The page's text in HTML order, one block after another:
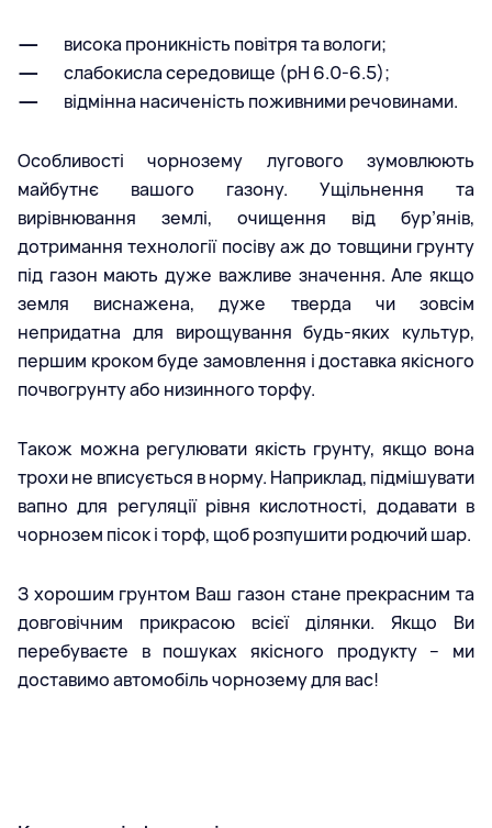
висока проникність повітря та вологи;
слабокисла середовище (рН 6.0-6.5);
відмінна насиченість поживними речовинами.
Особливості чорнозему лугового зумовлюють
майбутнє вашого газону. Ущільнення та
вирівнювання землі, очищення від бур’янів,
дотримання технології посіву аж до товщини грунту
під газон мають дуже важливе значення. Але якщо
земля виснажена, дуже тверда чи зовсім
непридатна для вирощування будь-яких культур,
першим кроком буде замовлення і доставка якісного
почвогрунту або низинного торфу.
Також можна регулювати якість грунту, якщо вона
трохи не вписується в норму. Наприклад, підмішувати
вапно для регуляції рівня кислотності, додавати в
чорнозем пісок і торф, щоб розпушити родючий шар.
З хорошим грунтом Ваш газон стане прекрасним та
довговічним прикрасою всієї ділянки. Якщо Ви
перебуваєте в пошуках якісного продукту – ми
доставимо автомобіль чорнозему для вас!